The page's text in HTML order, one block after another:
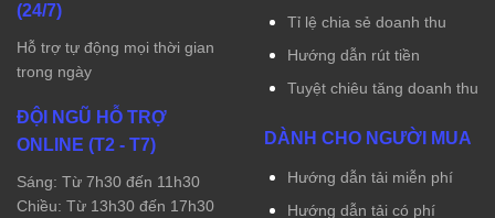
(24/7)
Hỗ trợ tự động mọi thời gian
trong ngày
ĐỘI NGŨ HỖ TRỢ
ONLINE (T2 - T7)
Sáng: Từ 7h30 đến 11h30
Chiều: Từ 13h30 đến 17h30
Tỉ lệ chia sẻ doanh thu
Hướng dẫn rút tiền
Tuyệt chiêu tăng doanh thu
DÀNH CHO NGƯỜI MUA
Hướng dẫn tải miễn phí
Hướng dẫn tải có phí